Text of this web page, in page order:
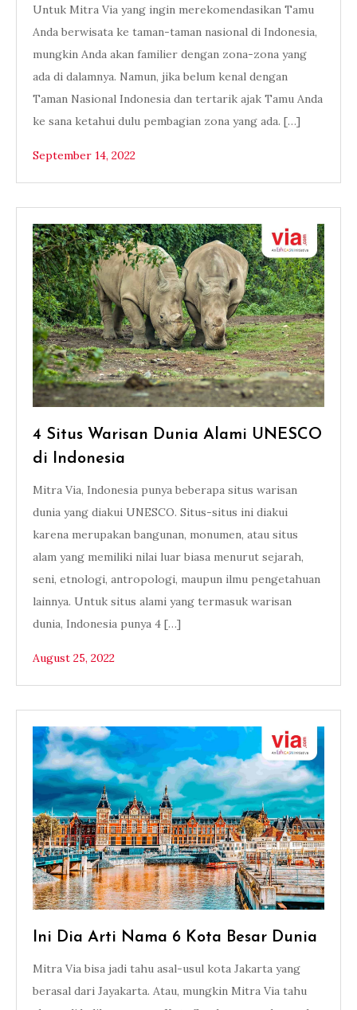
Untuk Mitra Via yang ingin merekomendasikan Tamu
Anda berwisata ke taman-taman nasional di Indonesia,
mungkin Anda akan familier dengan zona-zona yang
ada di dalamnya. Namun, jika belum kenal dengan
Taman Nasional Indonesia dan tertarik ajak Tamu Anda
ke sana ketahui dulu pembagian zona yang ada. […]
September 14, 2022
4 Situs Warisan Dunia Alami UNESCO
di Indonesia
Mitra Via, Indonesia punya beberapa situs warisan
dunia yang diakui UNESCO. Situs-situs ini diakui
karena merupakan bangunan, monumen, atau situs
alam yang memiliki nilai luar biasa menurut sejarah,
seni, etnologi, antropologi, maupun ilmu pengetahuan
lainnya. Untuk situs alami yang termasuk warisan
dunia, Indonesia punya 4 […]
August 25, 2022
Ini Dia Arti Nama 6 Kota Besar Dunia
Mitra Via bisa jadi tahu asal-usul kota Jakarta yang
berasal dari Jayakarta. Atau, mungkin Mitra Via tahu